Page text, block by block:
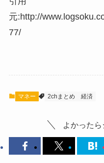
元:http://
77/
マネー 2chまとめ 経済
よかったら